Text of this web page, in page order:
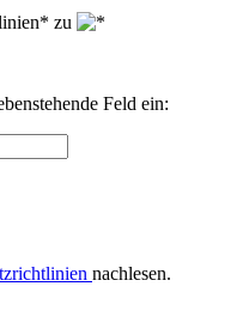
zu
Feld ein:
nachlesen.